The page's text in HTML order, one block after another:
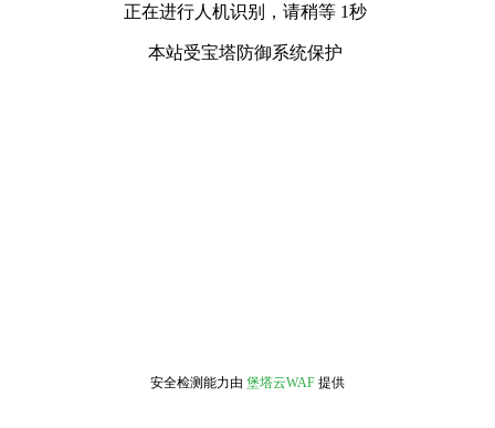
正在进行人机识别，请稍等 1秒
本站受宝塔防御系统保护
安全检测能力由 堡塔云WAF 提供